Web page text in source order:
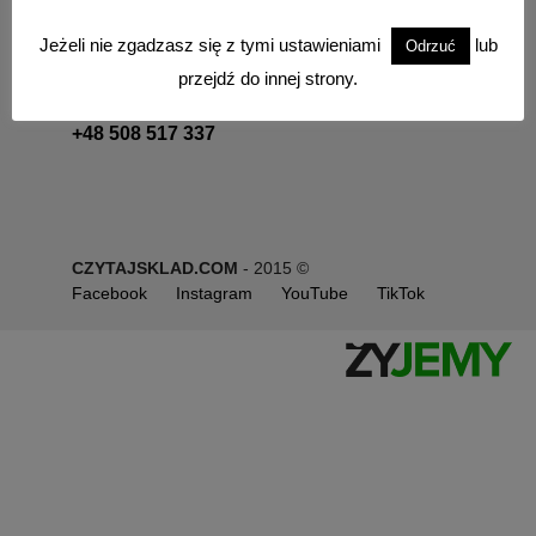
Chcesz z nami porozmawiać, zapraszamy do
kontaktu.
+48 508 517 337
CZYTAJSKLAD.COM - 2015 ©
Facebook
Instagram YouTube TikTok
Jeżeli nie zgadzasz się z tymi ustawieniami Odrzuć
lub
przejdź do innej strony.